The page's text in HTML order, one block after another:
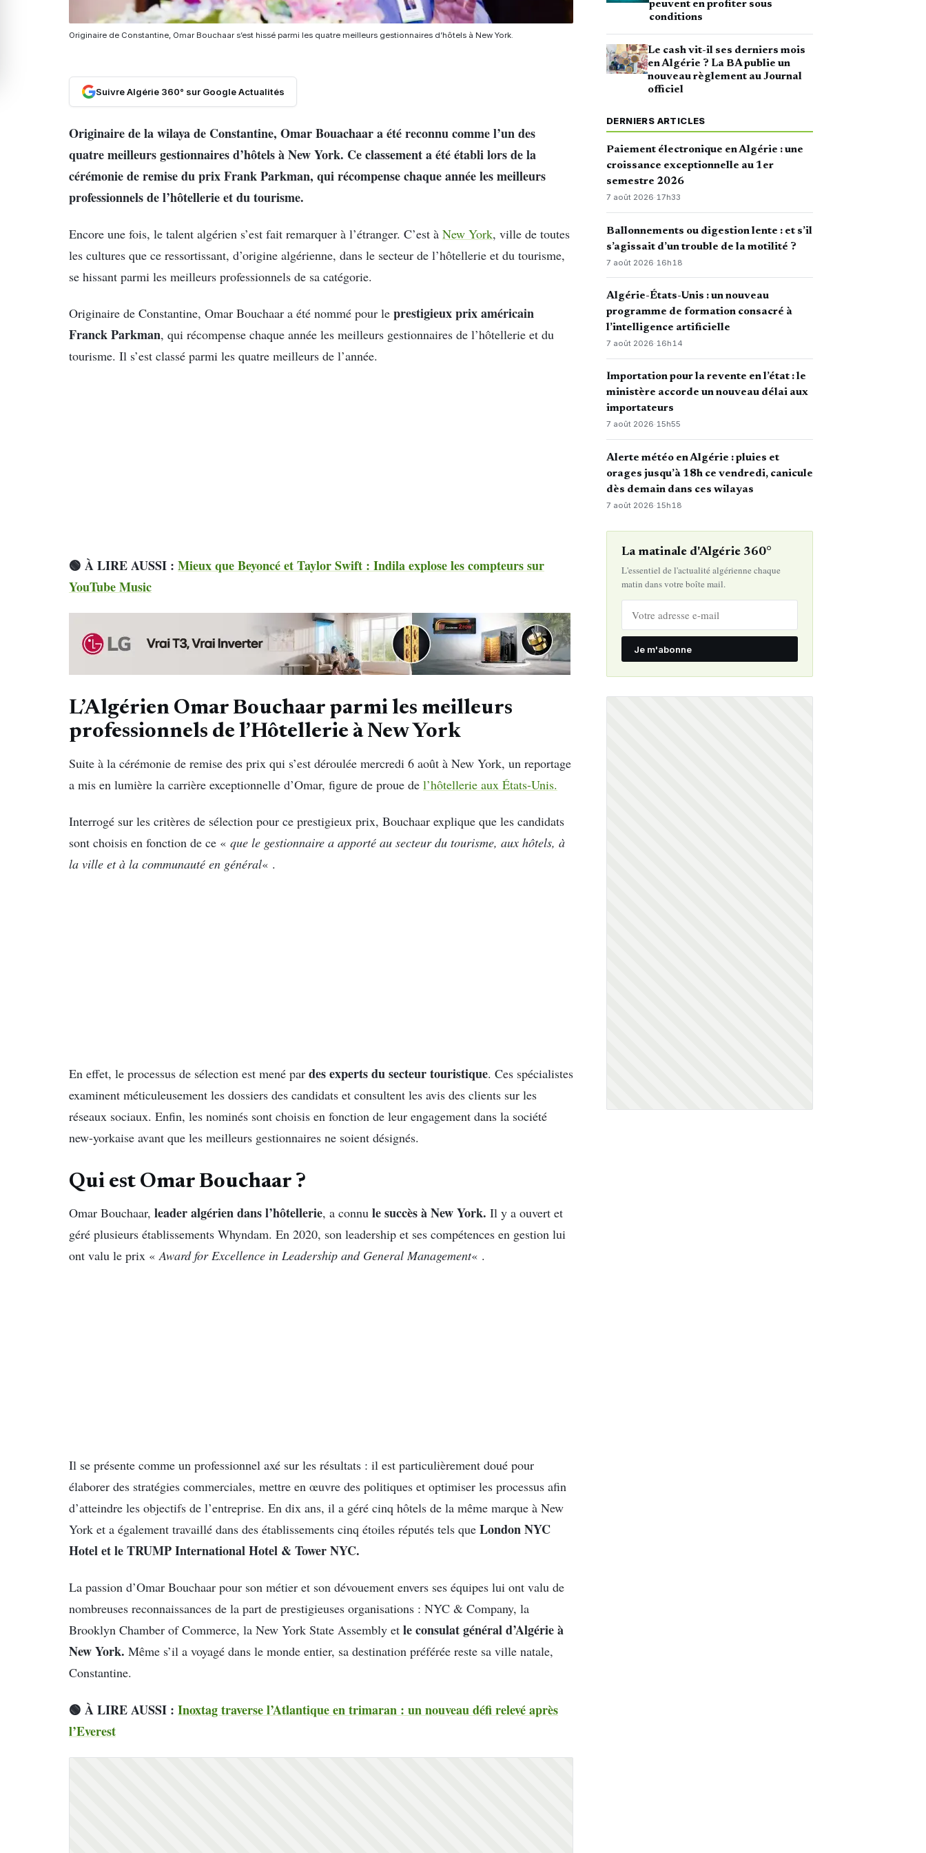
Originaire de Constantine, Omar Bouchaar s’est hissé parmi les quatre meilleurs gestionnaires d’hôtels à New York.
Suivre Algérie 360° sur Google Actualités
Originaire de la wilaya de Constantine, Omar Bouachaar a été reconnu comme l’un des
quatre meilleurs gestionnaires d’hôtels à New York. Ce classement a été établi lors de la
cérémonie de remise du prix Frank Parkman, qui récompense chaque année les meilleurs
professionnels de l’hôtellerie et du tourisme.
Encore une fois, le talent algérien s’est fait remarquer à l’étranger. C’est à New York, ville de toutes
les cultures que ce ressortissant, d’origine algérienne, dans le secteur de l’hôtellerie et du tourisme,
se hissant parmi les meilleurs professionnels de sa catégorie.
Originaire de Constantine, Omar Bouchaar a été nommé pour le prestigieux prix américain
Franck Parkman, qui récompense chaque année les meilleurs gestionnaires de l’hôtellerie et du
tourisme. Il s’est classé parmi les quatre meilleurs de l’année.
🟢 À LIRE AUSSI : Mieux que Beyoncé et Taylor Swift : Indila explose les compteurs sur
YouTube Music
L’Algérien Omar Bouchaar parmi les meilleurs
professionnels de l’Hôtellerie à New York
Suite à la cérémonie de remise des prix qui s’est déroulée mercredi 6 août à New York, un reportage
a mis en lumière la carrière exceptionnelle d’Omar, figure de proue de l’hôtellerie aux États-Unis.
Interrogé sur les critères de sélection pour ce prestigieux prix, Bouchaar explique que les candidats
sont choisis en fonction de ce « que le gestionnaire a apporté au secteur du tourisme, aux hôtels, à
la ville et à la communauté en général« .
En effet, le processus de sélection est mené par des experts du secteur touristique. Ces spécialistes
examinent méticuleusement les dossiers des candidats et consultent les avis des clients sur les
réseaux sociaux. Enfin, les nominés sont choisis en fonction de leur engagement dans la société
new-yorkaise avant que les meilleurs gestionnaires ne soient désignés.
Qui est Omar Bouchaar ?
Omar Bouchaar, leader algérien dans l’hôtellerie, a connu le succès à New York. Il y a ouvert et
géré plusieurs établissements Whyndam. En 2020, son leadership et ses compétences en gestion lui
ont valu le prix «Award for Excellence in Leadership and General Management« .
Il se présente comme un professionnel axé sur les résultats : il est particulièrement doué pour
élaborer des stratégies commerciales, mettre en œuvre des politiques et optimiser les processus afin
d’atteindre les objectifs de l’entreprise. En dix ans, il a géré cinq hôtels de la même marque à New
York et a également travaillé dans des établissements cinq étoiles réputés tels que London NYC
Hotel et le TRUMP International Hotel & Tower NYC.
La passion d’Omar Bouchaar pour son métier et son dévouement envers ses équipes lui ont valu de
nombreuses reconnaissances de la part de prestigieuses organisations : NYC & Company, la
Brooklyn Chamber of Commerce, la New York State Assembly et le consulat général d’Algérie à
New York. Même s’il a voyagé dans le monde entier, sa destination préférée reste sa ville natale,
Constantine.
🟢 À LIRE AUSSI : Inoxtag traverse l’Atlantique en trimaran : un nouveau défi relevé après
l’Everest
peuvent en profiter sous
conditions
Le cash vit-il ses derniers mois
en Algérie ? La BA publie un
nouveau règlement au Journal
officiel
DERNIERS ARTICLES
Paiement électronique en Algérie : une
croissance exceptionnelle au 1er
semestre 2026
7 août 2026·17h33
Ballonnements ou digestion lente : et s’il
s’agissait d’un trouble de la motilité ?
7 août 2026· 16h18
Algérie-États-Unis : un nouveau
programme de formation consacré à
l’intelligence artificielle
7 août 2026·16h14
Importation pour la revente en l’état : le
ministère accorde un nouveau délai aux
importateurs
7 août 2026·15h55
Alerte météo en Algérie : pluies et
orages jusqu’à 18h ce vendredi, canicule
dès demain dans ces wilayas
7 août 2026· 15h18
La matinale d'Algérie 360°
L'essentiel de l'actualité algérienne chaque
matin dans votre boîte mail.
Je m'abonne